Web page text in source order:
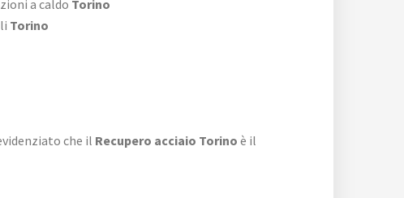
a caldo Torino
Torino
che il Recupero acciaio Torino è il